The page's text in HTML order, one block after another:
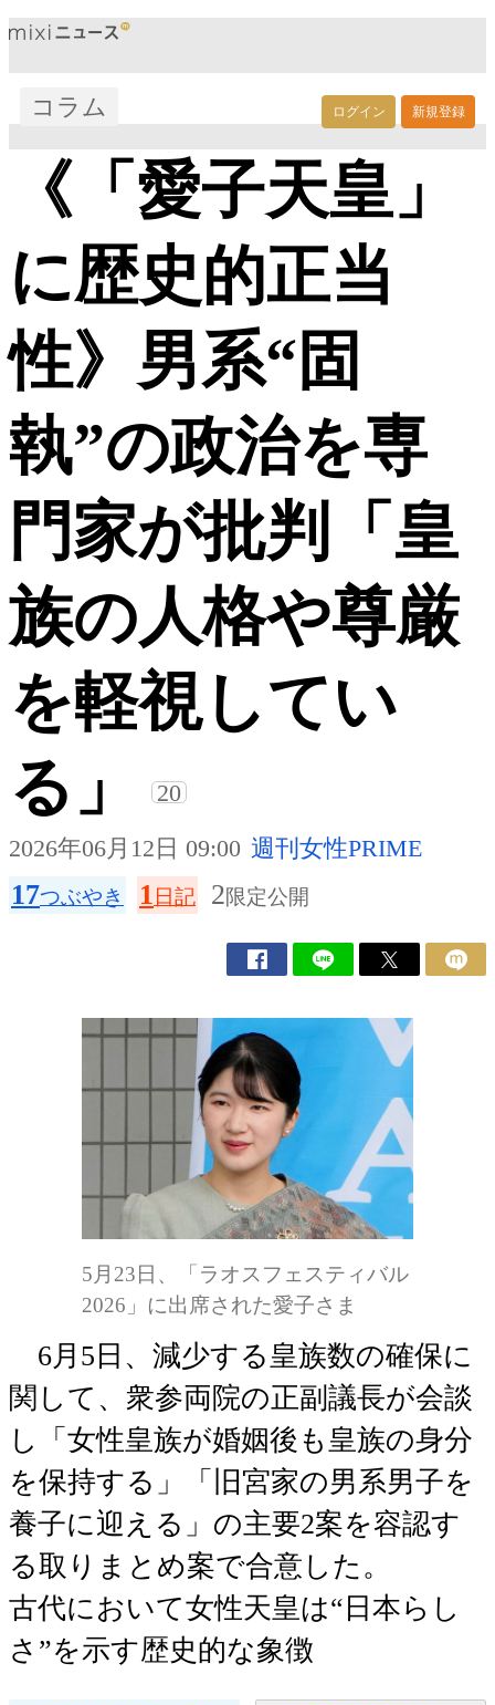
ログイン 新規登録
コラム
《「愛子天皇」
に歴史的正当
性》男系“固
執”の政治を専
門家が批判「皇
族の人格や尊厳
を軽視してい
る」
20
2026年06月12日 09:00 週刊女性PRIME
17つぶやき 1 日記 2限定公開
5月23日、「ラオスフェスティバル
2026」に出席された愛子さま
6月5日、減少する皇族数の確保に
関して、衆参両院の正副議長が会談
し「女性皇族が婚姻後も皇族の身分
を保持する」「旧宮家の男系男子を
養子に迎える」の主要2案を容認す
る取りまとめ案で合意した。
古代において女性天皇は“日本らし
さ”を示す歴史的な象徴